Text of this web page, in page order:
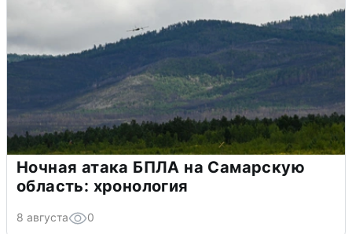
Ночная атака БПЛА на Самарскую
область: хронология
8 августа 0